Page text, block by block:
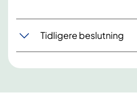
Tidligere beslutning